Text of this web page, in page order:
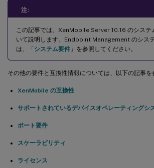
注:
この記事では、XenMobile Server 10.16 のシステ
いて説明します。Endpoint Management のシス
は、「システム要件 」を参照してください。
その他の要件と互換性情報については、以下の記事を
XenMobile の互換性
サポートされているデバイスオペレーティングシ
ポート要件
スケーラビリティ
ライセンス